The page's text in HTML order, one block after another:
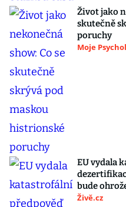
Život jako
skutečně
poruchy
Moje
EU vydala
bude
Živě.cz